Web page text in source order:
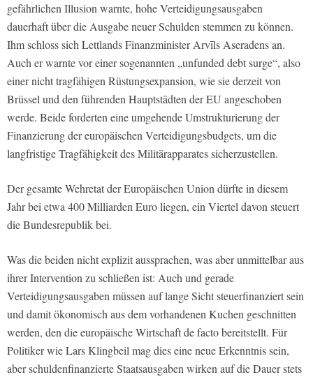
gefährlichen Illusion warnte, hohe Verteidigungsausgaben
dauerhaft über die Ausgabe neuer Schulden stemmen zu können.
Ihm schloss sich Lettlands Finanzminister Arvīls Aseradens an.
Auch er warnte vor einer sogenannten „unfunded debt surge“, also
einer nicht tragfähigen Rüstungsexpansion, wie sie derzeit von
Brüssel und den führenden Hauptstädten der EU angeschoben
werde. Beide forderten eine umgehende Umstrukturierung der
Finanzierung der europäischen Verteidigungsbudgets, um die
langfristige Tragfähigkeit des Militärapparates sicherzustellen.
Der gesamte Wehretat der Europäischen Union dürfte in diesem
Jahr bei etwa 400 Milliarden Euro liegen, ein Viertel davon steuert
die Bundesrepublik bei.
Was die beiden nicht explizit aussprachen, was aber unmittelbar aus
ihrer Intervention zu schließen ist: Auch und gerade
Verteidigungsausgaben müssen auf lange Sicht steuerfinanziert sein
und damit ökonomisch aus dem vorhandenen Kuchen geschnitten
werden, den die europäische Wirtschaft de facto bereitstellt. Für
Politiker wie Lars Klingbeil mag dies eine neue Erkenntnis sein,
aber schuldenfinanzierte Staatsausgaben wirken auf die Dauer stets